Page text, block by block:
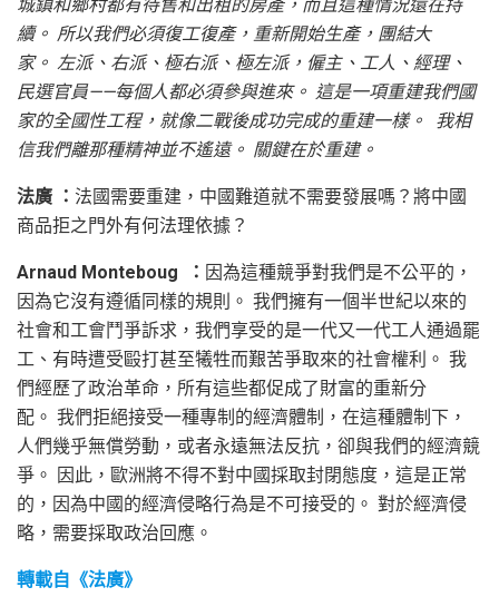
城鎮和鄉村都有待售和出租的房產，而且這種情況還在持
續。 所以我們必須復工復產，重新開始生產，團結大
家。 左派、右派、極右派、極左派，僱主、工人、經理、
民選官員——每個人都必須參與進來。 這是一項重建我們國
家的全國性工程，就像二戰後成功完成的重建一樣。 我相
信我們離那種精神並不遙遠。 關鍵在於重建。
法廣 ： 法國需要重建，中國難道就不需要發展嗎？將中國
商品拒之門外有何法理依據？
Arnaud Monteboug ： 因為這種競爭對我們是不公平的，
因為它沒有遵循同樣的規則。 我們擁有一個半世紀以來的
社會和工會鬥爭訴求，我們享受的是一代又一代工人通過罷
工、有時遭受毆打甚至犧牲而艱苦爭取來的社會權利。 我
們經歷了政治革命，所有這些都促成了財富的重新分
配。 我們拒絕接受一種專制的經濟體制，在這種體制下，
人們幾乎無償勞動，或者永遠無法反抗，卻與我們的經濟競
爭。 因此，歐洲將不得不對中國採取封閉態度，這是正常
的，因為中國的經濟侵略行為是不可接受的。 對於經濟侵
略，需要採取政治回應。
轉載自《法廣》